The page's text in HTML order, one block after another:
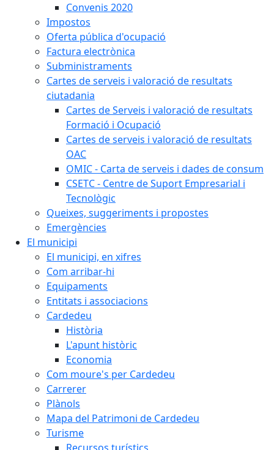
Convenis 2020
Impostos
Oferta pública d'ocupació
Factura electrònica
Subministraments
Cartes de serveis i valoració de resultats
ciutadania
Cartes de Serveis i valoració de resultats
Formació i Ocupació
Cartes de serveis i valoració de resultats
OAC
OMIC - Carta de serveis i dades de consum
CSETC - Centre de Suport Empresarial i
Tecnològic
Queixes, suggeriments i propostes
Emergències
El municipi
El municipi, en xifres
Com arribar-hi
Equipaments
Entitats i associacions
Cardedeu
Història
L'apunt històric
Economia
Com moure's per Cardedeu
Carrerer
Plànols
Mapa del Patrimoni de Cardedeu
Turisme